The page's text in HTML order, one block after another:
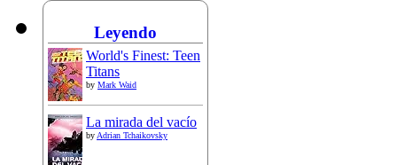
Leyendo
World's Finest: Teen
Titans
by Mark Waid
La mirada del vacío
byAdrian Tchaikovsky